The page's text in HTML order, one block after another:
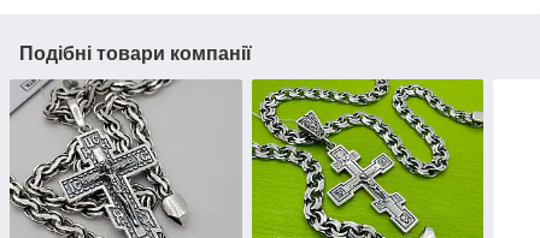
Подібні товари компанії